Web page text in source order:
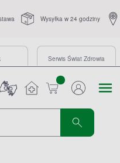
Wysyłka w 24 godziny
Serwis Świat Zdrowia
sztuk